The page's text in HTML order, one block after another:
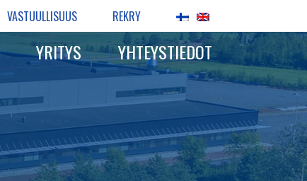
VASTUULLISUUS REKRY
YRITYS YHTEYSTIEDOT